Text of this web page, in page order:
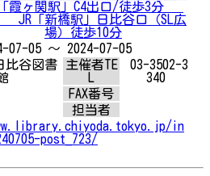
霞ヶ関駅」C4出口/徒歩3分
「新橋駅」日比谷口（SL広
場）徒歩10分
07-05 ～ 2024-07-05
比谷図書
主催者TE
03-3502-3
340
FAX番号
担当者
in
post_723/